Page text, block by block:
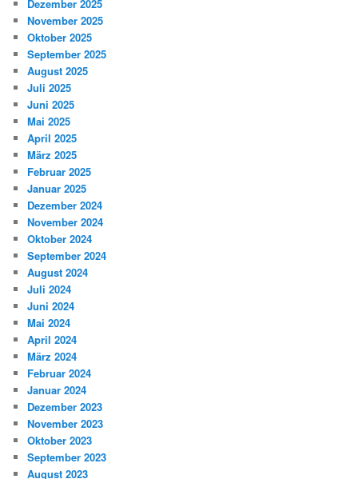
Dezember 2025
November 2025
Oktober 2025
September 2025
August 2025
Juli 2025
Juni 2025
Mai 2025
April 2025
März 2025
Februar 2025
Januar 2025
Dezember 2024
November 2024
Oktober 2024
September 2024
August 2024
Juli 2024
Juni 2024
Mai 2024
April 2024
März 2024
Februar 2024
Januar 2024
Dezember 2023
November 2023
Oktober 2023
September 2023
August 2023